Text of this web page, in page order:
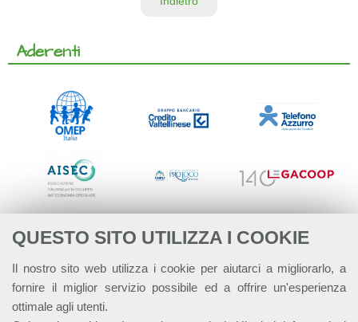
QUESTO SITO UTILIZZA I COOKIE
Il nostro sito web utilizza i cookie per aiutarci a migliorarlo, a
fornire il miglior servizio possibile ed a offrire un'esperienza
ottimale agli utenti.
Aderenti